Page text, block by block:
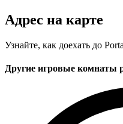
Адрес на карте
Узнайте, как доехать до
Другие игровые комнаты